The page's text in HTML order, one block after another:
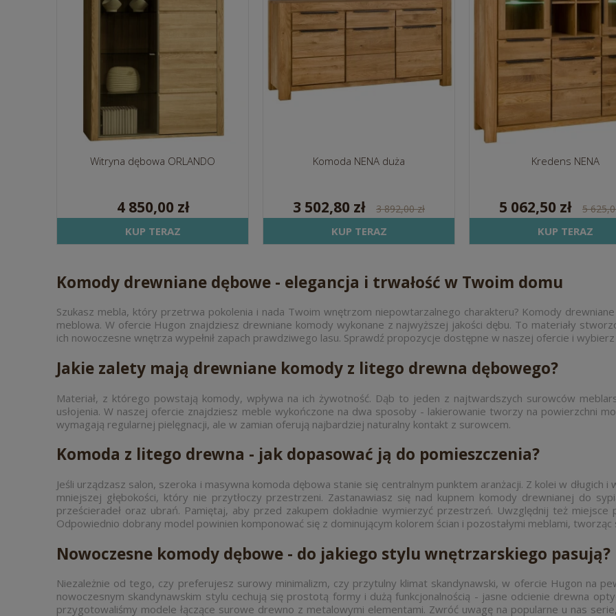
Witryna dębowa ORLANDO
4 850,00 zł
KUP TERAZ
Komoda NENA duża
3 502,80 zł 3 892,00 zł
KUP TERAZ
Kredens NENA
5 062,50 zł 5
KUP TERAZ
Komody drewniane dębowe - elegancja i trwałość w Twoim domu
Szukasz mebla, który przetrwa pokolenia i nada Twoim wnętrzom niepowtarzalnego charakteru? Komody
meblowa. W ofercie Hugon znajdziesz drewniane komody wykonane z najwyższej jakości dębu. To materiały
ich nowoczesne wnętrza wypełnił zapach prawdziwego lasu. Sprawdź propozycje dostępne w naszej ofercie i
Jakie zalety mają drewniane komody z litego drewna dębowego?
Materiał, z którego powstają komody, wpływa na ich żywotność. Dąb to jeden z najtwardszych surowców
usłojenia. W naszej ofercie znajdziesz meble wykończone na dwa sposoby - lakierowanie tworzy na powierzchni
wymagają regularnej pielęgnacji, ale w zamian oferują najbardziej naturalny kontakt z surowcem.
Komoda z litego drewna - jak dopasować ją do pomieszczenia?
Jeśli urządzasz salon, szeroka i masywna komoda dębowa stanie się centralnym punktem aranżacji. Z kolei w długich
mniejszej głębokości, który nie przytłoczy przestrzeni. Zastanawiasz się nad kupnem komody drewnianej do
prześcieradeł oraz ubrań. Pamiętaj, aby przed zakupem dokładnie wymierzyć przestrzeń. Uwzględnij też
Odpowiednio dobrany model powinien komponować się z dominującym kolorem ścian i pozostałymi meblami, tworząc
Nowoczesne komody dębowe - do jakiego stylu wnętrzarskiego pasują?
Niezależnie od tego, czy preferujesz surowy minimalizm, czy przytulny klimat skandynawski, w ofercie Hugon na
nowoczesnym skandynawskim stylu cechują się prostotą formy i dużą funkcjonalnością - jasne odcienie drewna
przygotowaliśmy modele łączące surowe drewno z metalowymi elementami. Zwróć uwagę na popularne u nas